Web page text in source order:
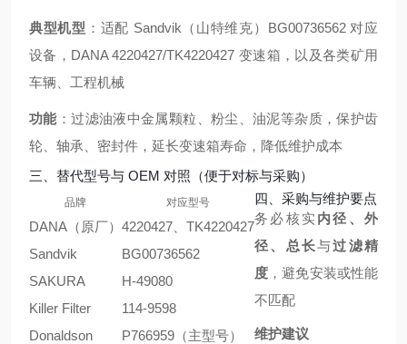
典型机型 ：适配 Sandvik（山特维克）BG00736562 对应
设备，DANA 4220427/TK4220427 变速箱，以及各类矿用
车辆、工程机械
功能 ：过滤油液中金属颗粒、粉尘、油泥等杂质，保护齿
轮、轴承、密封件，延长变速箱寿命，降低维护成本
三、替代型号与 OEM 对照（便于对标与采购）
品牌 对应型号
DANA（原厂） 4220427、TK4220427
Sandvik
BG00736562
SAKURA
H-49080
Killer Filter
114-9598
Donaldson
P766959（主型号）
四、采购与维护要点
务必核实 内径、外
径、总长与过滤精
度 ，避免安装或性能
不匹配
维护建议